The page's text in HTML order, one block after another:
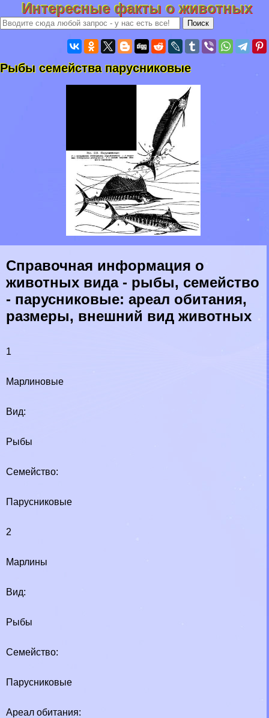
Интересные факты о животных
Рыбы семейства парусниковые
Справочная информация о
животных вида - рыбы, семейство
- парусниковые: ареал обитания,
размеры, внешний вид животных
1
Марлиновые
Вид:
Рыбы
Семейство:
Парусниковые
2
Марлины
Вид:
Рыбы
Семейство:
Парусниковые
Ареал обитания: